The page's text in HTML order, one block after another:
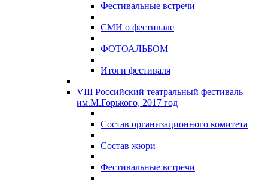
Фестивальные встречи
СМИ о фестивале
ФОТОАЛЬБОМ
Итоги фестиваля
VIII Российский театральный фестиваль
им.М.Горького, 2017 год
Состав организационного комитета
Состав жюри
Фестивальные встречи